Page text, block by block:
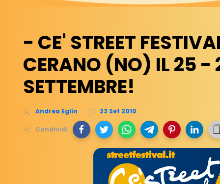
- CE' STREET
CERANO (NO) IL 25 -
SETTEMBRE!
Andrea Eglin 23 Set 2010
Condividi